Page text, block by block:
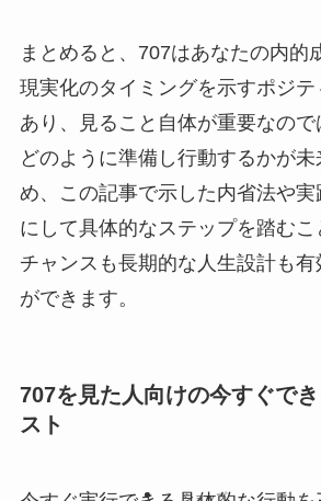
まとめると、707はあなたの内的
現実化のタイミングを示すポジ
あり、見ること自体が重要なの
どのように準備し行動するかが
め、この記事で示した内省法や
にして具体的なステップを踏む
チャンスも長期的な人生設計も有
ができます。
707を見た人向けの今すぐで
スト
ショップ